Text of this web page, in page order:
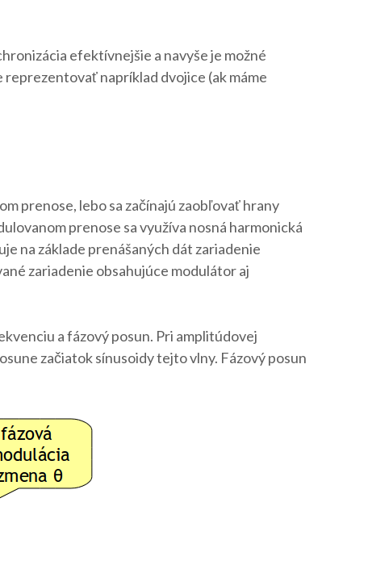
efektívnejšie a navyše je možné
reprezentovať napríklad dvojice (ak máme
prenose, lebo sa začínajú zaobľovať hrany
prenose sa využíva nosná harmonická
na základe prenášaných dát zariadenie
zariadenie obsahujúce modulátor aj
a fázový posun. Pri amplitúdovej
začiatok sínusoidy tejto vlny. Fázový posun